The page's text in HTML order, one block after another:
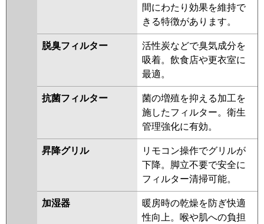
間にわたり効果を維持で
きる特徴があります。
脱臭フィルター
活性炭などで臭気成分を
吸着。飲食店や更衣室に
最適。
抗菌フィルター
菌の増殖を抑える加工を
施したフィルター。衛生
管理強化に有効。
昇降グリル
リモコン操作でグリルが
下降。脚立不要で安全に
フィルター清掃可能。
加湿器
暖房時の乾燥を防ぎ快適
性向上。喉や肌への負担